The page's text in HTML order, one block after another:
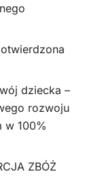
dziecka –
rozwoju
w 100%
ZBÓŻ